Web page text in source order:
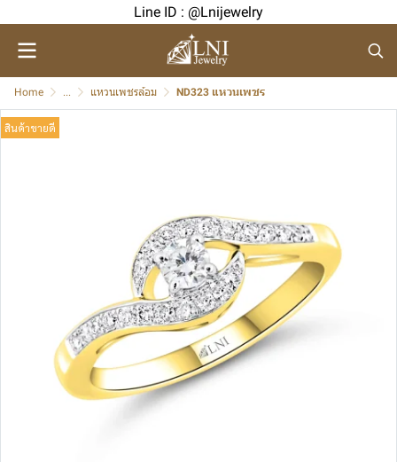
Line ID : @Lnijewelry
Home ... แหวนเพชรล้อม ND323 แหวนเพชร
สินค้าขายดี